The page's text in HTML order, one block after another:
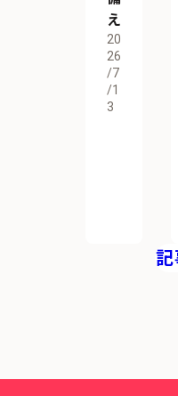
え
20
26
/7
/1
3